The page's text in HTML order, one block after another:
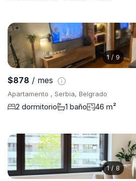
1 / 9
$878 / mes
Apartamento , Serbia, Belgrado
2 dormitorio 1 baño 46 m²
1/ 8